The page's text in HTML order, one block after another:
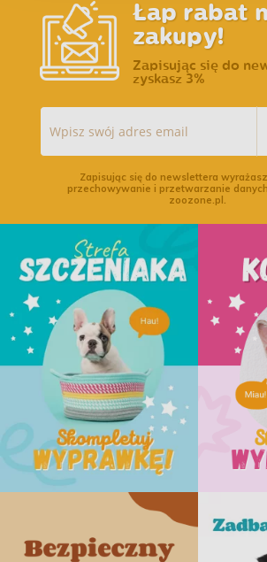
Łap rabat
zakupy!
Zapisując się do
zyskasz 3%
Zapisując się do newslettera
przechowywanie i przetwarzanie
zoozone.pl.